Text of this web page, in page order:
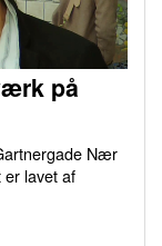
på
Nær
lavet af